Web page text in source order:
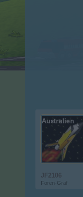
JF2106
Foren-Graf